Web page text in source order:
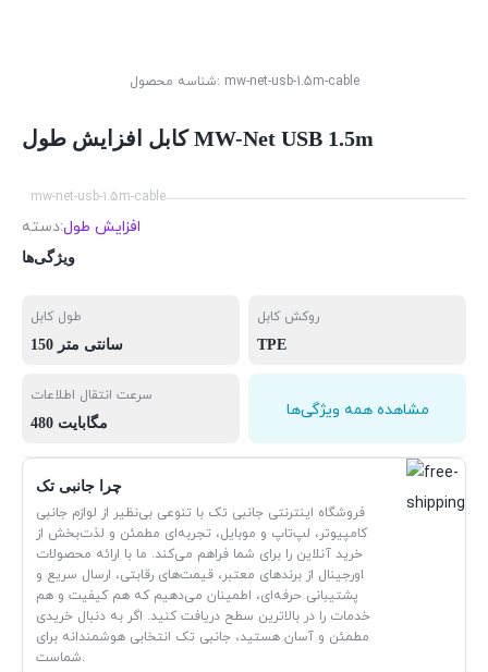
شناسه محصول: mw-net-usb-1.5m-cable
کابل افزایش طول MW-Net USB 1.5m
mw-net-usb-1.5m-cable
دسته:افزایش طول
ویژگی‌ها
طول کابل
150 سانتی متر
روکش کابل
TPE
سرعت انتقال اطلاعات
480 مگابایت
مشاهده همه ویژگی‌ها
چرا جانبی تک
فروشگاه اینترنتی جانبی تک با تنوعی بی‌نظیر از لوازم جانبی
کامپیوتر، لپ‌تاپ و موبایل، تجربه‌ای مطمئن و لذت‌بخش از
خرید آنلاین را برای شما فراهم می‌کند. ما با ارائه محصولات
اورجینال از برندهای معتبر، قیمت‌های رقابتی، ارسال سریع و
پشتیبانی حرفه‌ای، اطمینان می‌دهیم که هم کیفیت و هم
خدمات را در بالاترین سطح دریافت کنید. اگر به دنبال خریدی
مطمئن و آسان هستید، جانبی تک انتخابی هوشمندانه برای
شماست.